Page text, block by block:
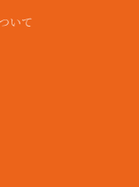
いて